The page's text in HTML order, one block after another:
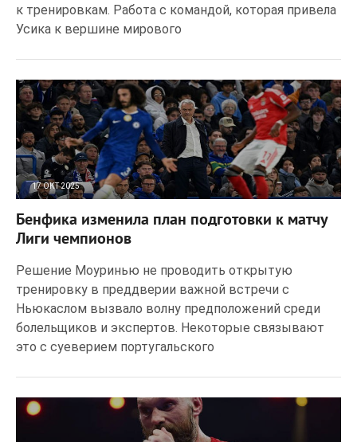
к тренировкам. Работа с командой, которая привела
Усика к вершине мирового
17 ОКТ 2025
Бенфика изменила план подготовки к матчу
Лиги чемпионов
Решение Моуринью не проводить открытую
тренировку в преддверии важной встречи с
Ньюкаслом вызвало волну предположений среди
болельщиков и экспертов. Некоторые связывают
это с суеверием португальского